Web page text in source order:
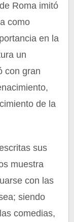
Roma imitó
como
en la
un
con gran
de la
sus
muestra
con las
siendo
comedias,